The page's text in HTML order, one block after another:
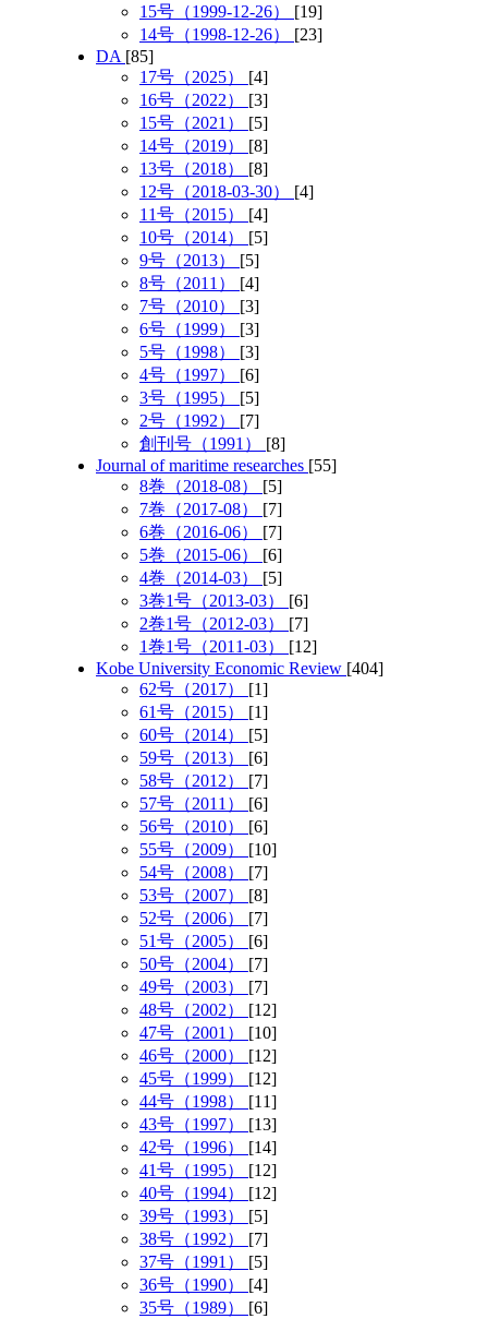
15号（1999-12-26） [19]
14号（1998-12-26） [23]
DA [85]
17号（2025） [4]
16号（2022） [3]
15号（2021） [5]
14号（2019） [8]
13号（2018） [8]
12号（2018-03-30） [4]
11号（2015） [4]
10号（2014） [5]
9号（2013） [5]
8号（2011） [4]
7号（2010） [3]
6号（1999） [3]
5号（1998） [3]
4号（1997） [6]
3号（1995） [5]
2号（1992） [7]
創刊号（1991） [8]
Journal of maritime researches [55]
8巻（2018-08） [5]
7巻（2017-08） [7]
6巻（2016-06） [7]
5巻（2015-06） [6]
4巻（2014-03） [5]
3巻1号（2013-03） [6]
2巻1号（2012-03） [7]
1巻1号（2011-03） [12]
Kobe University Economic Review [404]
62号（2017） [1]
61号（2015） [1]
60号（2014） [5]
59号（2013） [6]
58号（2012） [7]
57号（2011） [6]
56号（2010） [6]
55号（2009） [10]
54号（2008） [7]
53号（2007） [8]
52号（2006） [7]
51号（2005） [6]
50号（2004） [7]
49号（2003） [7]
48号（2002） [12]
47号（2001） [10]
46号（2000） [12]
45号（1999） [12]
44号（1998） [11]
43号（1997） [13]
42号（1996） [14]
41号（1995） [12]
40号（1994） [12]
39号（1993） [5]
38号（1992） [7]
37号（1991） [5]
36号（1990） [4]
35号（1989） [6]